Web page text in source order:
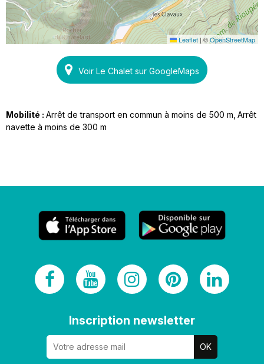
Leaflet |©OpenStreetMap
Voir Le Chalet sur GoogleMaps
Mobilité : Arrêt de transport en commun à moins de 500 m Arrêt
navette à moins de 300 m
Inscription newsletter